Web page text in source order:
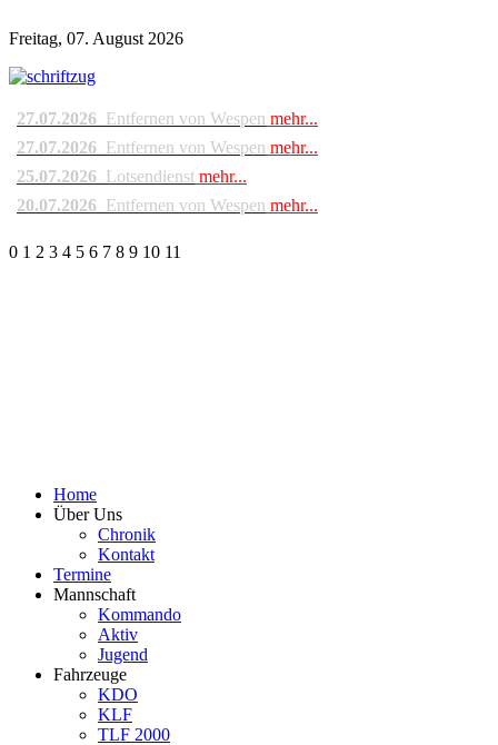
Freitag, 07. August 2026
27.07.2026 Entfernen von Wespen mehr...
27.07.2026 Entfernen von Wespen mehr...
25.07.2026 Lotsendienst mehr...
20.07.2026 Entfernen von Wespen mehr...
0 1 2 3 4 5 6 7 8 9 10 11
Home
Über Uns
Chronik
Kontakt
Termine
Mannschaft
Kommando
Aktiv
Jugend
Fahrzeuge
KDO
KLF
TLF 2000